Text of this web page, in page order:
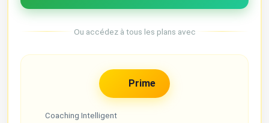
Ou accédez à tous les plans avec
Prime
Coaching Intelligent